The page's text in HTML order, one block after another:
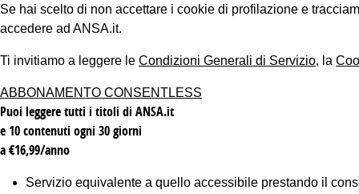
Se hai scelto di non accettare i cookie di profilazione e
accedere ad ANSA.it.
Ti invitiamo a leggere le Condizioni Generali di Servizio, la
ABBONAMENTO CONSENTLESS
Puoi leggere tutti i titoli di ANSA.it
e 10 contenuti ogni 30 giorni
a €16,99/anno
Servizio equivalente a quello accessibile prestando il